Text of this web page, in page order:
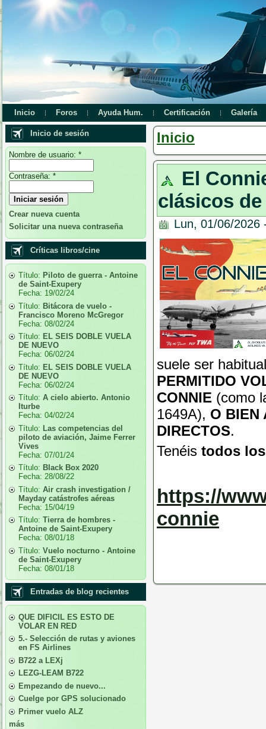
Inicio Foros Ayuda Hum. Certificación Galería
Inicio de sesión
Nombre de usuario: *
Contraseña: *
Crear nueva cuenta
Solicitar una nueva contraseña
Críticas libros/cine
Título: Piloto de guerra - Antoine
de Saint-Exupery
Fecha: 19/02/24
Título: Bitácora de vuelo -
Francisco Moreno McGregor
Fecha: 08/02/24
Título: EL SEIS DOBLE VUELA
DE NUEVO
Fecha: 06/02/24
Título: EL SEIS DOBLE VUELA
DE NUEVO
Fecha: 06/02/24
Título: A cielo abierto. Antonio
Iturbe
Fecha: 04/02/24
Título: Las competencias del
piloto de aviación, Jaime Ferrer
Vives
Fecha: 07/01/24
Título: Black Box 2020
Fecha: 28/08/22
Título: Air crash investigation /
Mayday catástrofes aéreas
Fecha: 15/04/19
Título: Tierra de hombres -
Antoine de Saint-Exupery
Fecha: 08/01/18
Título: Vuelo nocturno - Antoine
de Saint-Exupery
Fecha: 08/01/18
Entradas de blog recientes
QUE DIFICIL ES ESTO DE
VOLAR EN RED
5.- Selección de rutas y aviones
en FS Airlines
B722 a LEXj
LEZG-LEAM B722
Empezando de nuevo...
Cuelge por GPS solucionado
Primer vuelo ALZ
más
Inicio
El
clásicos
Lun, 01/06/
suele ser
PERMITIDO
CONNIE (como
1649A), O BIEN
DIRECTOS.
Tenéis todos
https://
connie